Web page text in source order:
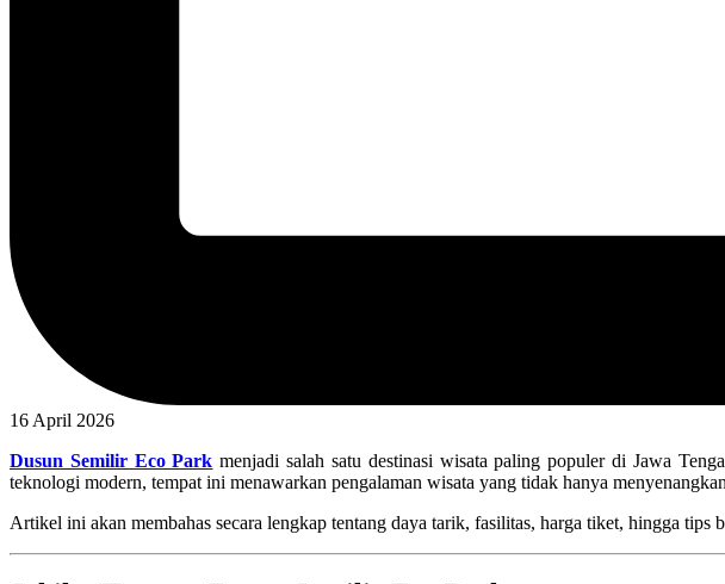
16 April 2026
Dusun Semilir Eco Park menjadi salah satu destinasi wisata paling populer di Jawa
teknologi modern, tempat ini menawarkan pengalaman wisata yang tidak hanya
Artikel ini akan membahas secara lengkap tentang daya tarik, fasilitas, harga tiket, hingga tips